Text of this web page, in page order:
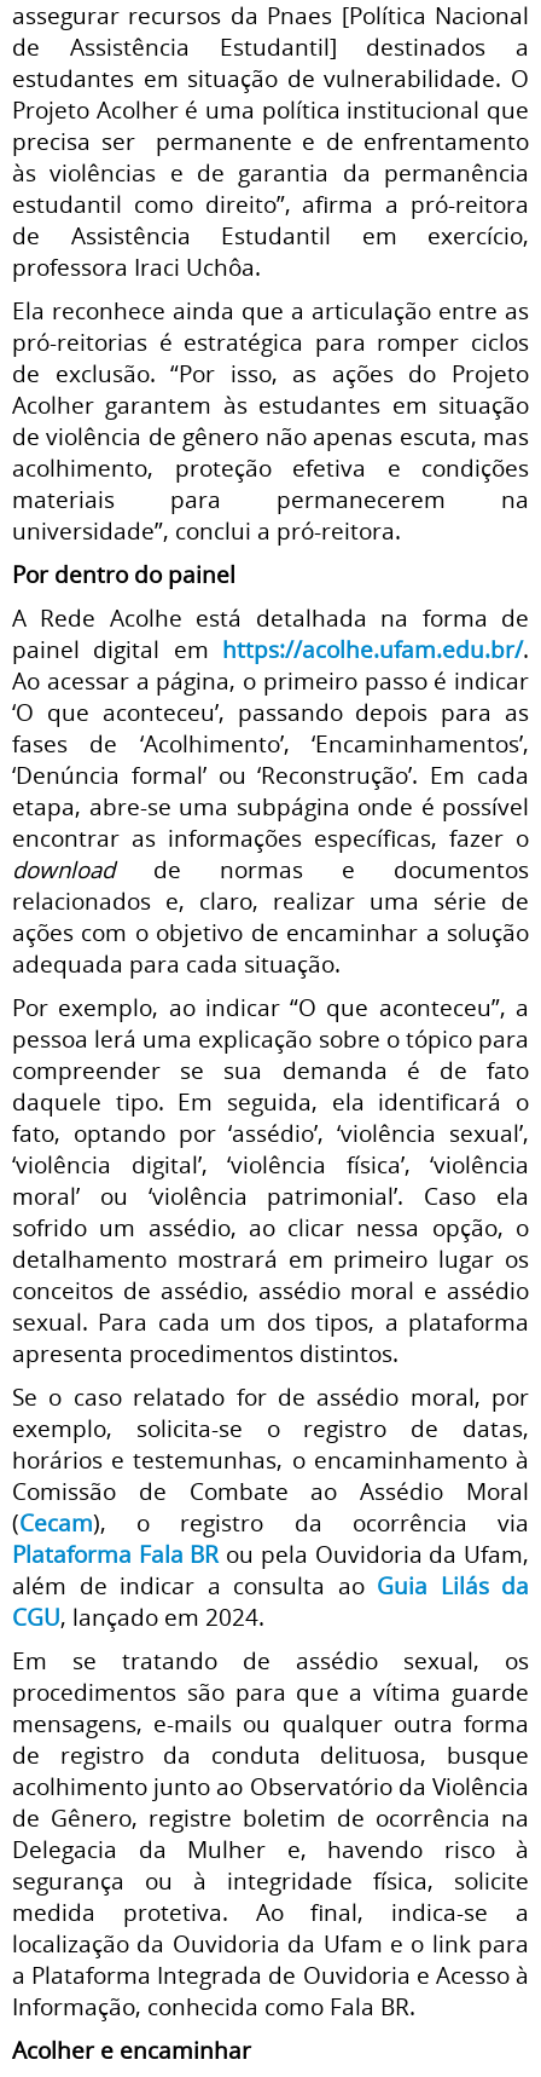
assegurar recursos da Pnaes [Política Nacional
de Assistência Estudantil] destinados a
estudantes em situação de vulnerabilidade. O
Projeto Acolher é uma política institucional que
precisa ser permanente e de enfrentamento
às violências e de garantia da permanência
estudantil como direito”, afirma a pró-reitora
de Assistência Estudantil em exercício,
professora Iraci Uchôa.
Ela reconhece ainda que a articulação entre as
pró-reitorias é estratégica para romper ciclos
de exclusão. “Por isso, as ações do Projeto
Acolher garantem às estudantes em situação
de violência de gênero não apenas escuta, mas
acolhimento, proteção efetiva e condições
materiais para permanecerem na
universidade”, conclui a pró-reitora.
Por dentro do painel
A Rede Acolhe está detalhada na forma de
painel digital em https://acolhe.ufam.edu.br/.
Ao acessar a página, o primeiro passo é indicar
‘O que aconteceu’, passando depois para as
fases de ‘Acolhimento’, ‘Encaminhamentos’,
‘Denúncia formal’ ou ‘Reconstrução’. Em cada
etapa, abre-se uma subpágina onde é possível
encontrar as informações específicas, fazer o
download de normas e documentos
relacionados e, claro, realizar uma série de
ações com o objetivo de encaminhar a solução
adequada para cada situação.
Por exemplo, ao indicar “O que aconteceu”, a
pessoa lerá uma explicação sobre o tópico para
compreender se sua demanda é de fato
daquele tipo. Em seguida, ela identificará o
fato, optando por ‘assédio’, ‘violência sexual’,
‘violência digital’, ‘violência física’, ‘violência
moral’ ou ‘violência patrimonial’. Caso ela
sofrido um assédio, ao clicar nessa opção, o
detalhamento mostrará em primeiro lugar os
conceitos de assédio, assédio moral e assédio
sexual. Para cada um dos tipos, a plataforma
apresenta procedimentos distintos.
Se o caso relatado for de assédio moral, por
exemplo, solicita-se o registro de datas,
horários e testemunhas, o encaminhamento à
Comissão de Combate ao Assédio Moral
(Cecam), o registro da ocorrência via
Plataforma Fala BRou pela Ouvidoria da Ufam,
além de indicar a consulta ao Guia Lilás da
CGU, lançado em 2024.
Em se tratando de assédio sexual, os
procedimentos são para que a vítima guarde
mensagens, e-mails ou qualquer outra forma
de registro da conduta delituosa, busque
acolhimento junto ao Observatório da Violência
de Gênero, registre boletim de ocorrência na
Delegacia da Mulher e, havendo risco à
segurança ou à integridade física, solicite
medida protetiva. Ao final, indica-se a
localização da Ouvidoria da Ufam e o link para
a Plataforma Integrada de Ouvidoria e Acesso à
Informação, conhecida como Fala BR.
Acolher e encaminhar